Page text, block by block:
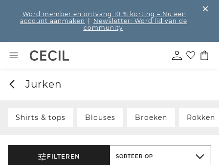
Word member en ontvang 10 % korting – Nu een
account aanmaken
Newsletter: Word lid van de
community
Jurken
Shirts & tops Blouses Broeken Rokken
FILTEREN SORTEER OP